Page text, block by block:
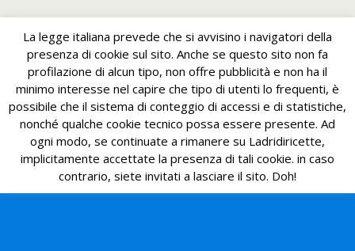
La legge italiana prevede che si avvisino i navigatori della
presenza di cookie sul sito. Anche se questo sito non fa
profilazione di alcun tipo, non offre pubblicità e non ha il
minimo interesse nel capire che tipo di utenti lo frequenti, è
possibile che il sistema di conteggio di accessi e di statistiche,
nonché qualche cookie tecnico possa essere presente. Ad
ogni modo, se continuate a rimanere su Ladridiricette,
implicitamente accettate la presenza di tali cookie. in caso
contrario, siete invitati a lasciare il sito. Doh!